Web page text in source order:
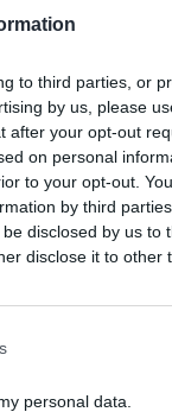
to third parties, or
by us, please
after your opt-out
on personal
to your opt-out.
by third
disclosed by us to
disclose it to other
personal data.
la presupuse
”Sf. Sava” şi